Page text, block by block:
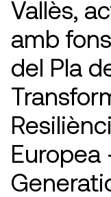
Vallès,
amb
del Pla
Europea